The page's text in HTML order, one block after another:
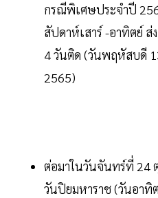
กรณีพิเศษประจำปี
สัปดาห์เสาร์ -อาทิตย์ ส่
4 วันติด (วันพฤหัสบดี
2565)
ต่อมาในวันจันทร์ที่ 24
วันปิยมหาราช (วันอาทิ